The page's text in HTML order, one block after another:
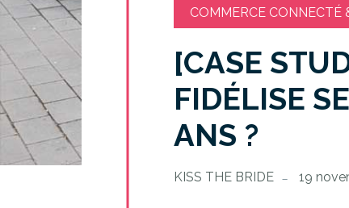
COMMERCE CONNECTÉ
[CASE
FIDÉLISE
ANS ?
KISS THE BRIDE 19